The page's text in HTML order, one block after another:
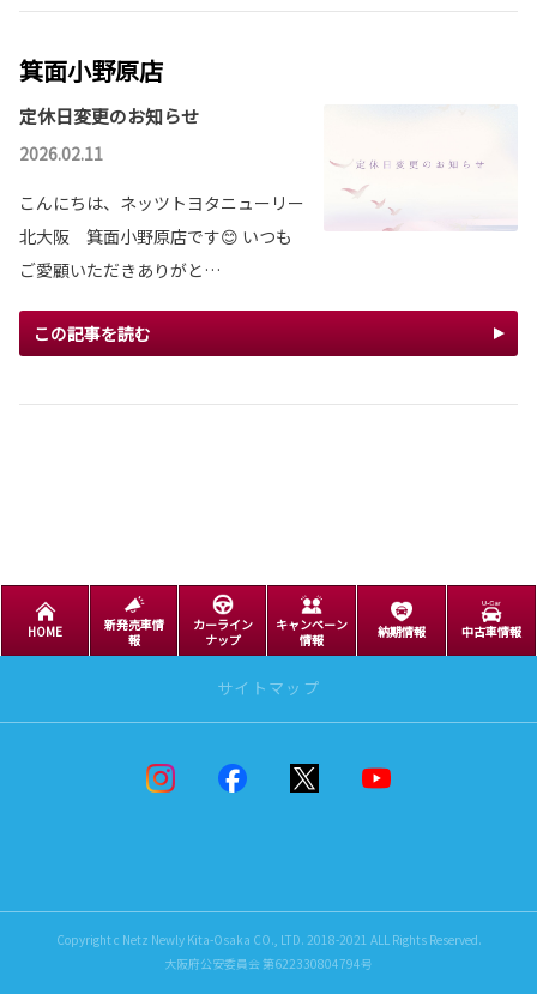
箕面小野原店
定休日変更のお知らせ
2026.02.11
こんにちは、ネッツトヨタニューリー
北大阪 箕面小野原店です😊 いつも
ご愛顧いただきありがと…
この記事を読む
HOME
新発売車情
報
カーライン
ナップ
キャンペーン
情報
納期情報 中古車情報
サイトマップ
ニューリーフェスタ
トヨタのぬりえCopyright c Netz Newly Kita-Osaka CO., LTD. 2018-2021 ALL Rights Reserved.
大阪府公安委員会 第622330804794号